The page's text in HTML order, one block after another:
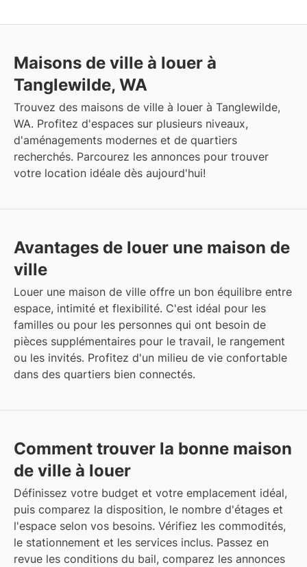
Maisons de ville à louer à
Tanglewilde, WA
Trouvez des maisons de ville à louer à Tanglewilde,
WA. Profitez d'espaces sur plusieurs niveaux,
d'aménagements modernes et de quartiers
recherchés. Parcourez les annonces pour trouver
votre location idéale dès aujourd'hui!
Avantages de louer une maison de
ville
Louer une maison de ville offre un bon équilibre entre
espace, intimité et flexibilité. C'est idéal pour les
familles ou pour les personnes qui ont besoin de
pièces supplémentaires pour le travail, le rangement
ou les invités. Profitez d'un milieu de vie confortable
dans des quartiers bien connectés.
Comment trouver la bonne maison
de ville à louer
Définissez votre budget et votre emplacement idéal,
puis comparez la disposition, le nombre d'étages et
l'espace selon vos besoins. Vérifiez les commodités,
le stationnement et les services inclus. Passez en
revue les conditions du bail, comparez les annonces